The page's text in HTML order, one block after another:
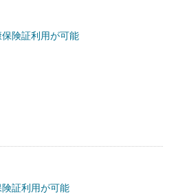
険証利用が可能
証利用が可能